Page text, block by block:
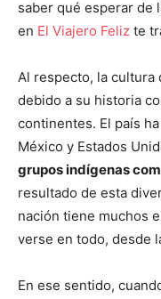
saber qué esperar de
en El Viajero Feliz te
Al respecto, la cultura
debido a su historia
continentes. El país
México y Estados
grupos indígenas
resultado de esta
nación tiene muchos
verse en todo, desde
En ese sentido,